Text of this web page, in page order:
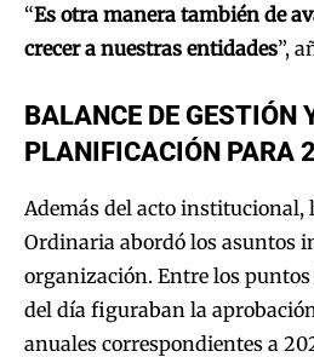
“Es otra manera también de
crecer a nuestras entidades”,
BALANCE DE GESTIÓN
PLANIFICACIÓN PARA
Además del acto institucional,
Ordinaria abordó los asuntos
organización. Entre los
del día figuraban la
anuales correspondientes a